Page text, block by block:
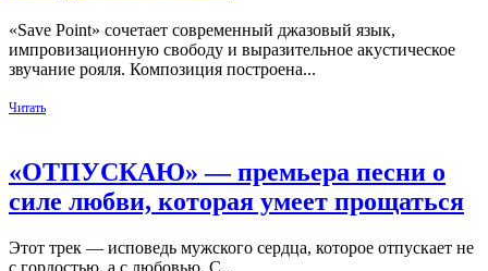
«Save Point» сочетает современный джазовый язык,
импровизационную свободу и выразительное акустическое
звучание рояля. Композиция построена...
Читать
«ОТПУСКАЮ» — премьера песни о
силе любви, которая умеет прощаться
Этот трек — исповедь мужского сердца, которое отпускает не
с гордостью, а с любовью. С...